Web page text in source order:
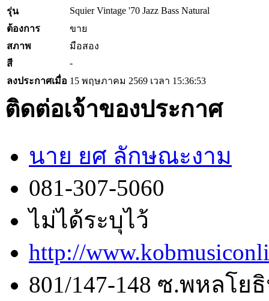
รุ่น
Squier Vintage '70 Jazz Bass Natural
ต้องการ
ขาย
สภาพ
มือสอง
สี
-
ลงประกาศเมื่อ 15 พฤษภาคม 2569 เวลา 15:36:53
ติดต่อเจ้าของประกาศ
นาย ยศ ลักษณะงาม
081-307-5060
ไม่ได้ระบุไว้
http://
801/147-148 ซ.พหลโ